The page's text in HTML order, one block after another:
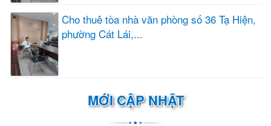
Cho thuê tòa nhà văn phòng số 36 Tạ Hiện,
phường Cát Lái,...
MỚI CẬP NHẬT